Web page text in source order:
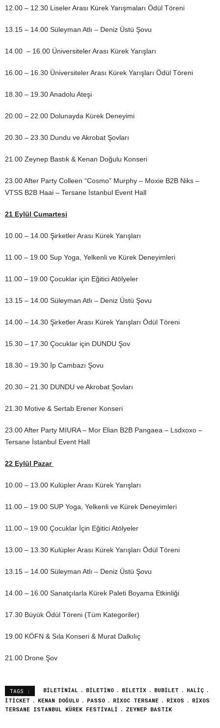
12.00 – 12.30 Liseler Arası Kürek Yarışmaları Ödül Töreni
13.15 – 14.00 Süleyman Atlı – Deniz Üstü Şovu
14.00 – 16.00 Üniversiteler Arası Kürek Yarışları
16.00 – 16.30 Üniversiteler Arası Kürek Yarışları Ödül Töreni
18.30 – 19.30 Anadolu Ateşi
20.00 – 22.00 Dolunayda Kürek Deneyimi
20.30 – 23.30 Dundu ve Akrobat Şovları
21.00 Zeynep Bastık & Kenan Doğulu Konseri
23.00 After Party Colleen “Cosmo” Murphy – Moxie B2B Niks –
VTSS B2B Haai – Tersane İstanbul Event Hall
21 Eylül Cumartesi
10.00 – 14.00 Şirketler Arası Kürek Yarışları
11.00 – 19.00 Sup Yoga, Yelkenli ve Kürek Deneyimleri
11.00 – 19.00 Çocuklar için Eğitici Atölyeler
13.15 – 14.00 Süleyman Atlı – Deniz Üstü Şovu
14.00 – 14.30 Şirketler Arası Kürek Yarışları Ödül Töreni
15.30 – 17.30 Çocuklar için DUNDU Şov
18.30 – 19.30 İp Cambazı Şovu
20.30 – 21.30 DUNDU ve Akrobat Şovları
21.30 Motive & Sertab Erener Konseri
23.00 After Party MIURA – Mor Elian B2B Pangaea – Lsdxoxo –
Tersane İstanbul Event Hall
22 Eylül Pazar
10.00 – 13.00 Kulüpler Arası Kürek Yarışları
11.00 – 19.00 SUP Yoga, Yelkenli ve Kürek Deneyimleri
11.00 – 19.00 Çocuklar İçin Eğitici Atölyeler
13.00 – 13.30 Kulüpler Arası Kürek Yarışları Ödül Töreni
13.15 – 14.00 Süleyman Atlı – Deniz Üstü Şovu
14.00 – 16.00 Sanatçılarla Kürek Paleti Boyama Etkinliği
17.30 Büyük Ödül Töreni (Tüm Kategoriler)
19.00 KÖFN & Sıla Konseri & Murat Dalkılıç
21.00 Drone Şov
TAGS : BILETINIAL BILETINO BILETIX BUBILET
HALIÇ
ITICKET
KENAN DOĞULU PASSO RIXOC TERSANE RIXOS
RIXOS
TERSANE ISTANBUL KÜREK FESTIVALI
ZEYNEP BASTIK